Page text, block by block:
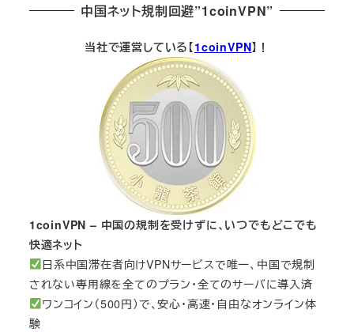
中国ネット規制回避”1coinVPN”
当社で運営している【1coinVPN】！
1coinVPN – 中国の規制を受けずに、いつでもどこでも
快適ネット
日系中国滞在者向けVPNサービスで唯一、中国で規制
されない専用線を全てのプラン・全てのサーバに導入済
ワンコイン（500円）で、安心・高速・自由なオンライン体
験